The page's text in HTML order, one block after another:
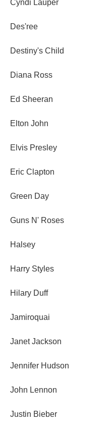
Cyndi Lauper
Des'ree
Destiny's Child
Diana Ross
Ed Sheeran
Elton John
Elvis Presley
Eric Clapton
Green Day
Guns N' Roses
Halsey
Harry Styles
Hilary Duff
Jamiroquai
Janet Jackson
Jennifer Hudson
John Lennon
Justin Bieber